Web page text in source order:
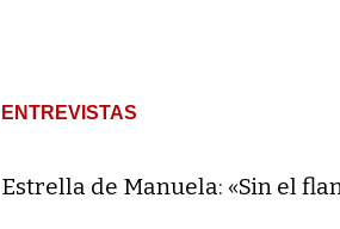
ENTREVISTAS
Estrella de Manuela: «Sin el